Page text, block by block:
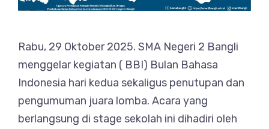
Rabu, 29 Oktober 2025. SMA Negeri 2 Bangli
menggelar kegiatan ( BBI) Bulan Bahasa
Indonesia hari kedua sekaligus penutupan dan
pengumuman juara lomba. Acara yang
berlangsung di stage sekolah ini dihadiri oleh